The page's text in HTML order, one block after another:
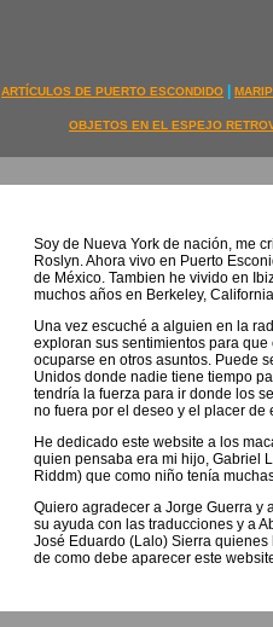
Soy de Nueva York de nación, me
Roslyn. Ahora vivo en Puerto
de México. Tambien he vivido en
muchos años en Berkeley,
Una vez escuché a alguien en la
exploran sus sentimientos para
ocuparse en otros asuntos. Puede
Unidos donde nadie tiene tiempo
tendría la fuerza para ir donde los
no fuera por el deseo y el placer de
He dedicado este website a los
quien pensaba era mi hijo, Gabriel
Riddm) que como niño tenía
Quiero agradecer a Jorge Guerra y
su ayuda con las traducciones y a
José Eduardo (Lalo) Sierra
de como debe aparecer este
ARTÍCULOS DE PUERTO ESCONDIDO
OBJETOS EN EL ESPEJO